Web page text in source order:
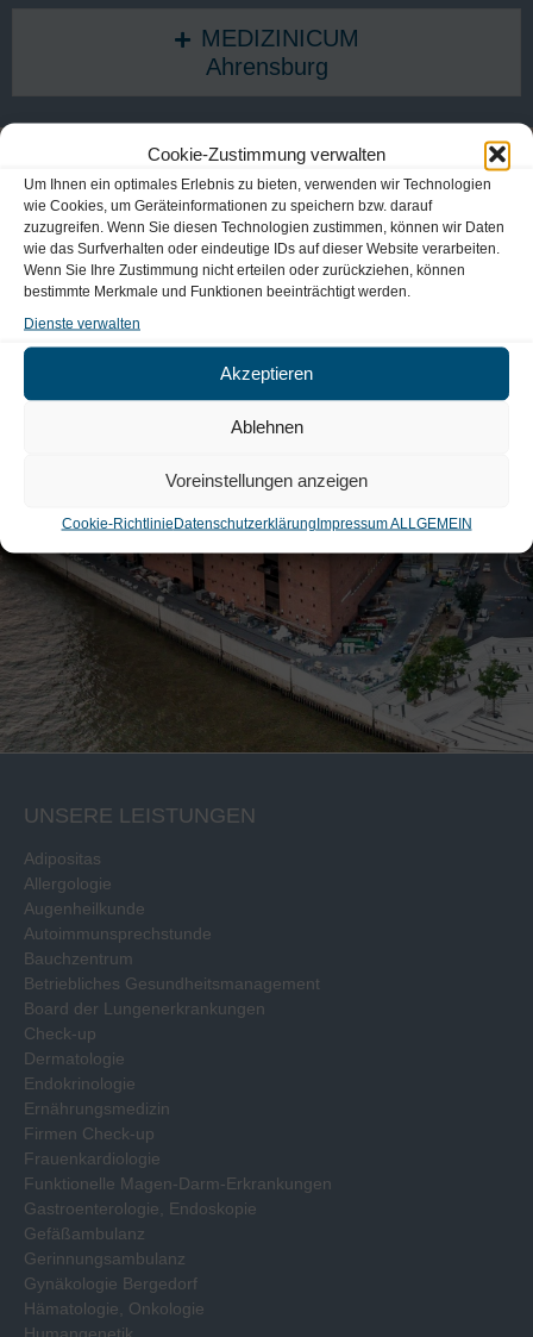
Cookie-Zustimmung verwalten
Um Ihnen ein optimales Erlebnis zu bieten, verwenden wir Technologien
wie Cookies, um Geräteinformationen zu speichern bzw. darauf
zuzugreifen. Wenn Sie diesen Technologien zustimmen, können wir Daten
wie das Surfverhalten oder eindeutige IDs auf dieser Website verarbeiten.
Wenn Sie Ihre Zustimmung nicht erteilen oder zurückziehen, können
bestimmte Merkmale und Funktionen beeinträchtigt werden.
Dienste verwalten
Akzeptieren
Ablehnen
Voreinstellungen anzeigen
Cookie-RichtlinieDatenschutzerklärungImpressum ALLGEMEIN
MEDIZINICUM
Ahrensburg
UNSERE LEISTUNGEN
Adipositas
Allergologie
Augenheilkunde
Autoimmunsprechstunde
Bauchzentrum
Betriebliches Gesundheitsmanagement
Board der Lungenerkrankungen
Check-up
Dermatologie
Endokrinologie
Ernährungsmedizin
Firmen Check-up
Frauenkardiologie
Funktionelle Magen-Darm-Erkrankungen
Gastroenterologie, Endoskopie
Gefäßambulanz
Gerinnungsambulanz
Gynäkologie Bergedorf
Hämatologie, Onkologie
Humangenetik